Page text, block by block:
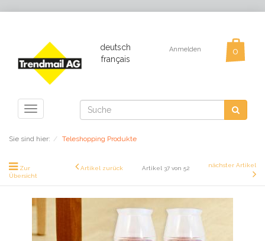
deutsch
français
Anmelden
Toggle
navigation
Sie sind hier: Teleshopping Produkte
Zur
Übersicht
Artikel zurück Artikel 37 von 52 nächster Artikel